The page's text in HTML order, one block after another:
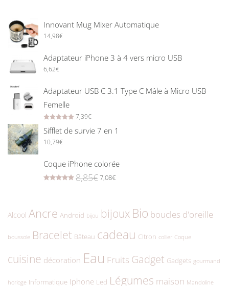
Innovant Mug Mixer Automatique
14,98€
Adaptateur iPhone 3 à 4 vers micro USB
6,62€
Adaptateur USB C 3.1 Type C Mâle à Micro USB
Femelle
Rated5.00
7,39€
Sifflet de survie 7 en 1
10,79€
Coque iPhone colorée
Rated5.00out of 5
8,85€7,08€
Alcool Ancre Android bijou bijoux Bio boucles d'oreille
boussole Bracelet Bâteau cadeau CItron collier Coque
cuisine décoration Eau Fruits Gadget Gadgets gourmand
horloge Informatique Iphone Led Légumes maison Mandoline